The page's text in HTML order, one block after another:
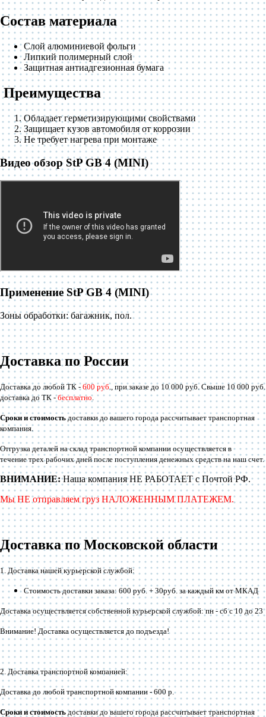
Состав материала
Слой алюминиевой фольги
Липкий полимерный слой
Защитная антиадгезионная бумага
Преимущества
Обладает герметизирующими свойствами
Защищает кузов автомобиля от коррозии
Не требует нагрева при монтаже
Видео обзор StP GB 4 (MINI)
Применение StP GB 4 (MINI)
Зоны обработки: багажник, пол.
Доставка по России
Доставка до любой ТК -600 руб., при заказе до 10 000 руб. Свыше 10 000 руб.
доставка до ТК -бесплатно.
Сроки и стоимостьдоставки до вашего города рассчитывает транспортная
компания.
Отгрузка деталей на склад транспортной компании осуществляется в
течение трех рабочих дней после поступления денежных средств на наш счет.
ВНИМАНИЕ:Наша компания НЕ РАБОТАЕТ с Почтой РФ.
Мы НЕ отправляем груз НАЛОЖЕННЫМ ПЛАТЕЖЕМ.
Доставка по Московской области
1. Доставка нашей курьерской службой:
Стоимость доставки заказа: 600 руб. + 30руб. за каждый км от МКАД
Доставка осуществляется собственной курьерской службой: пн - сб с 10 до 23
Внимание! Доставка осуществляется до подъезда!
2. Доставка транспортной компанией:
Доставка до любой транспортной компании -600 р
Сроки и стоимостьдоставки до вашего города рассчитывает транспортная